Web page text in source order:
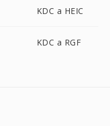
KDC a HEIC
KDC a RGF